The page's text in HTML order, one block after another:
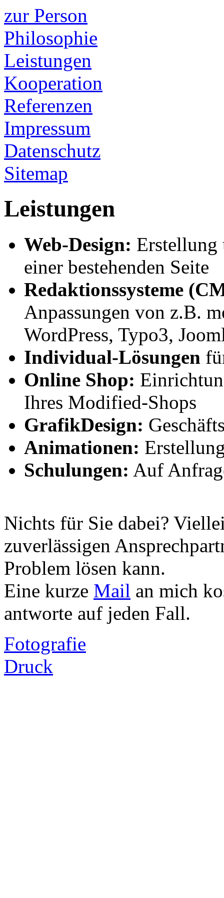
zur Person
Philosophie
Leistungen
Kooperation
Referenzen
Impressum
Datenschutz
Sitemap
Leistungen
Web-Design: Erstellung
einer bestehenden Seite
Redaktionssysteme
Anpassungen von z.B.
WordPress, Typo3,
Individual-Lösungen
Online Shop:
Ihres Modified-Shops
GrafikDesign:
Animationen:
Schulungen: Auf
Nichts für Sie dabei?
zuverlässigen
Problem lösen kann.
Eine kurze Mail an mich
antworte auf jeden Fall.
Fotografie
Druck